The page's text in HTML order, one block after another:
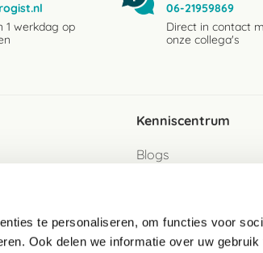
te personaliseren, om functies voor
Ook delen we informatie over uw gebruik
1 werkdag op
06-21959869
Direct in contact
onze collega's
Kenniscentrum
Blogs